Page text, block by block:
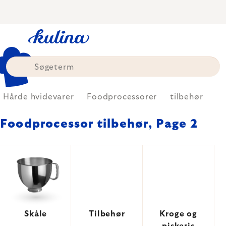
Hårde hvidevarer Foodprocessorer tilbehør
Foodprocessor tilbehør, Page 2
Skåle Tilbehør
Kroge og